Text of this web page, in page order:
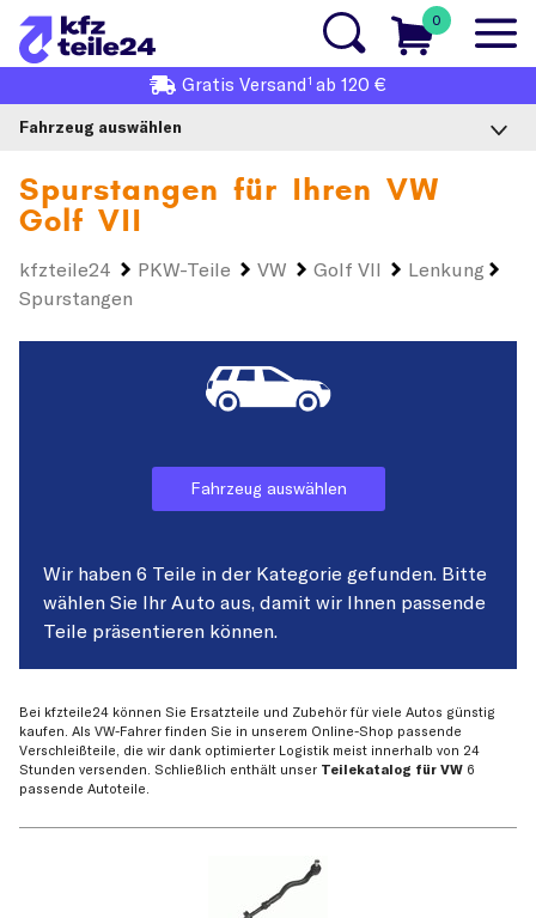
0
Gratis Versand1 ab 120 €
Fahrzeug auswählen
Spurstangen für Ihren VW
Golf VII
kfzteile24 PKW-Teile VW Golf VII
Lenkung
Spurstangen
Fahrzeug auswählen
Wir haben 6 Teile in der Kategorie gefunden. Bitte
wählen Sie Ihr Auto aus, damit wir Ihnen passende
Teile präsentieren können.
Bei kfzteile24 können Sie Ersatzteile und Zubehör für viele Autos günstig
kaufen. Als VW-Fahrer finden Sie in unserem Online-Shop passende
Verschleißteile, die wir dank optimierter Logistik meist innerhalb von 24
Stunden versenden. Schließlich enthält unser Teilekatalog für VW 6
passende Autoteile.